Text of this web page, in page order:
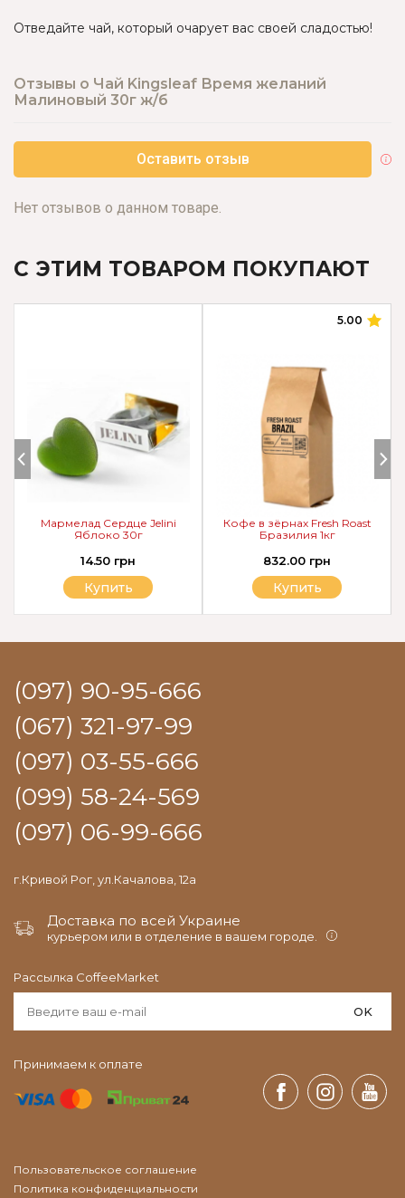
Отведайте чай, который очарует вас своей сладостью!
Отзывы о Чай Kingsleaf Время желаний
Малиновый 30г ж/б
Оставить отзыв
Нет отзывов о данном товаре.
С ЭТИМ ТОВАРОМ ПОКУПАЮТ
5.00
Кофе в зёрнах Fresh Roast
Бразилия 1кг
832.00 грн
Купить
Мармелад Сердце Jelini
Яблоко 30г
14.50 грн
Купить
(097) 90-95-666
(067) 321-97-99
(097) 03-55-666
(099) 58-24-569
(097) 06-99-666
г.Кривой Рог, ул.Качалова, 12а
Доставка по всей Украине
курьером или в отделение в вашем городе.
Рассылка CoffeeMarket
OK
Принимаем к оплате
Пользовательское соглашение
Политика конфиденциальности